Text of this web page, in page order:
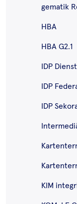
HBA
HBA G2.1
IDP Dienst